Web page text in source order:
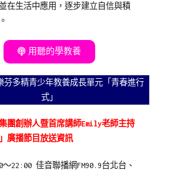
在生活中應用，逐步建立自信與積
用聽的學教養
芬多精青少年教養成長單元「青春進行
式」
團創辦人暨首席講師Emily老師主持
廣播節目放送資訊
22:00 佳音聯播網FM90.9台北台、